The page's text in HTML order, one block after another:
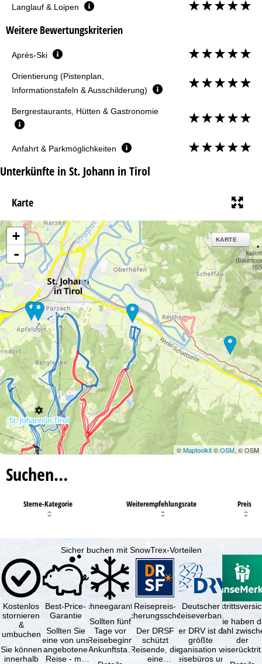
Langlauf & Loipen
Weitere Bewertungskriterien
Après-Ski
Orientierung (Pistenplan,
Informationstafeln & Ausschilderung)
Bergrestaurants, Hütten & Gastronomie
Anfahrt & Parkmöglichkeiten
Unterkünfte in St. Johann in Tirol
Karte
+
-
KARTE
©Maptoolkit©OSM, © OSM
Suchen…
Sterne-Kategorie Weiterempfehlungsrate Preis
Sicher buchen mit SnowTrex-Vorteilen
Kostenlos
stornieren
&
umbuchen
Sie können
innerhalb
Best-Price-
Garantie
Sollten Sie
eine von uns
angebotene
Reise - mit
Schneegarantie
Sollten fünf
Tage vor
Reisebeginn
(Ankunftstag)
Reisepreis-
Sicherungsschein
Der DRSF
schützt
Reisende, die
eine
Deutscher
Reiseverband
Der DRV ist die
größte
Organisation von
Reisebüros und
Sie haben
Wahl
der